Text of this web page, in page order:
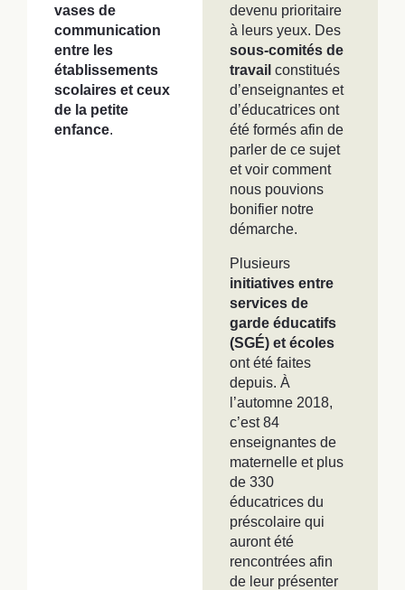
vases de
communication
entre les
établissements
scolaires et ceux
de la petite
enfance.
devenu prioritaire
à leurs yeux. Des
sous-comités de
travail constitués
d’enseignantes et
d’éducatrices ont
été formés afin de
parler de ce sujet
et voir comment
nous pouvions
bonifier notre
démarche.
Plusieurs
initiatives entre
services de
garde éducatifs
(SGÉ) et écoles
ont été faites
depuis. À
l’automne 2018,
c’est 84
enseignantes de
maternelle et plus
de 330
éducatrices du
préscolaire qui
auront été
rencontrées afin
de leur présenter